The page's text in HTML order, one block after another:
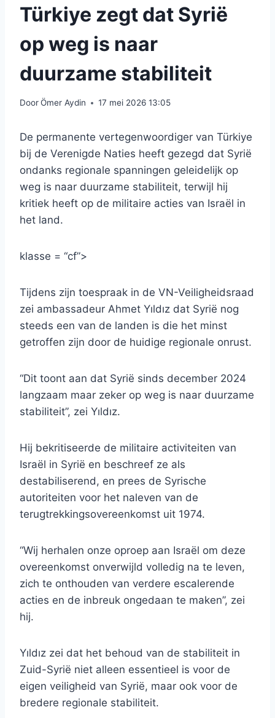
Türkiye zegt dat Syrië
op weg is naar
duurzame stabiliteit
DoorÖmer Aydin 17 mei 2026 13:05
De permanente vertegenwoordiger van Türkiye
bij de Verenigde Naties heeft gezegd dat Syrië
ondanks regionale spanningen geleidelijk op
weg is naar duurzame stabiliteit, terwijl hij
kritiek heeft op de militaire acties van Israël in
het land.
klasse = “cf”>
Tijdens zijn toespraak in de VN-Veiligheidsraad
zei ambassadeur Ahmet Yıldız dat Syrië nog
steeds een van de landen is die het minst
getroffen zijn door de huidige regionale onrust.
“Dit toont aan dat Syrië sinds december 2024
langzaam maar zeker op weg is naar duurzame
stabiliteit”, zei Yıldız.
Hij bekritiseerde de militaire activiteiten van
Israël in Syrië en beschreef ze als
destabiliserend, en prees de Syrische
autoriteiten voor het naleven van de
terugtrekkingsovereenkomst uit 1974.
“Wij herhalen onze oproep aan Israël om deze
overeenkomst onverwijld volledig na te leven,
zich te onthouden van verdere escalerende
acties en de inbreuk ongedaan te maken”, zei
hij.
Yıldız zei dat het behoud van de stabiliteit in
Zuid-Syrië niet alleen essentieel is voor de
eigen veiligheid van Syrië, maar ook voor de
bredere regionale stabiliteit.